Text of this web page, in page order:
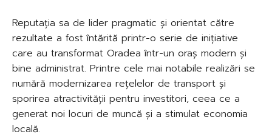
Reputația sa de lider pragmatic și orientat către
rezultate a fost întărită printr-o serie de inițiative
care au transformat Oradea într-un oraș modern și
bine administrat. Printre cele mai notabile realizări se
numără modernizarea rețelelor de transport și
sporirea atractivității pentru investitori, ceea ce a
generat noi locuri de muncă și a stimulat economia
locală.